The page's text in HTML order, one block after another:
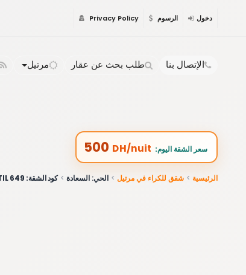
Privacy Policy الرسوم دخول
الإتصال بنا طلب بحث عن عقار مرتيل
500 DH/nuit :سعر الشقة اليوم
الرئيسية شقق للكراء في مرتيل الحي: السعادة كود الشقة: 649 MARTIL